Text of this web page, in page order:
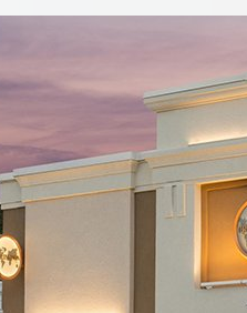
acerca de
Scientology
Base en Tierra de Flag
Freewinds
Llevando Scientology al Mundo
David Miscavige: Líder
Scientology